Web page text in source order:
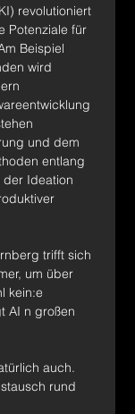
revolutioniert
Potenziale für
Beispiel
wird
und dem
entlang
der Ideation
trifft sich
um über
kein:e
AI n großen
auch.
rund